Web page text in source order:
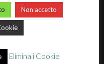
22/24 -
Non accetto
Elimina i Cookie